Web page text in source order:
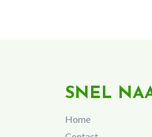
SNEL
Home